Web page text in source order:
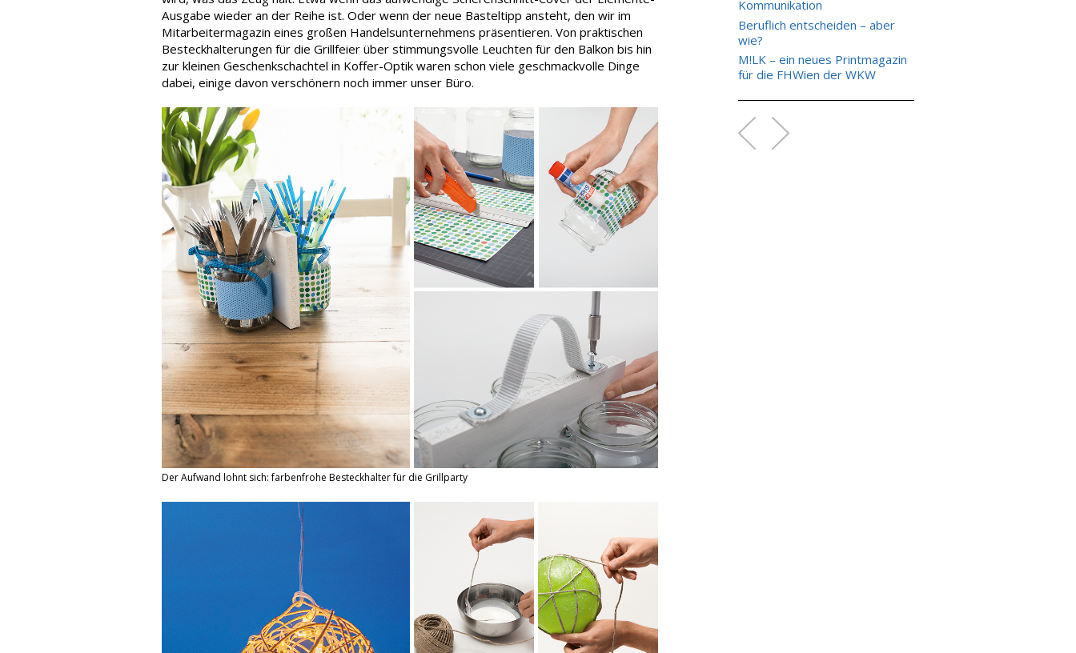
Ausgabe wieder an der Reihe ist. Oder wenn der neue Basteltipp ansteht, den wir im
Mitarbeitermagazin eines großen Handelsunternehmens präsentieren. Von praktischen
Besteckhalterungen für die Grillfeier über stimmungsvolle Leuchten für den Balkon bis hin
zur kleinen Geschenkschachtel in Koffer-Optik waren schon viele geschmackvolle Dinge
dabei, einige davon verschönern noch immer unser Büro.
Der Aufwand lohnt sich: farbenfrohe Besteckhalter für die Grillparty
Kommunikation
Beruflich entscheiden – aber
wie?
M!LK – ein neues Printmagazin
für die FHWien der WKW